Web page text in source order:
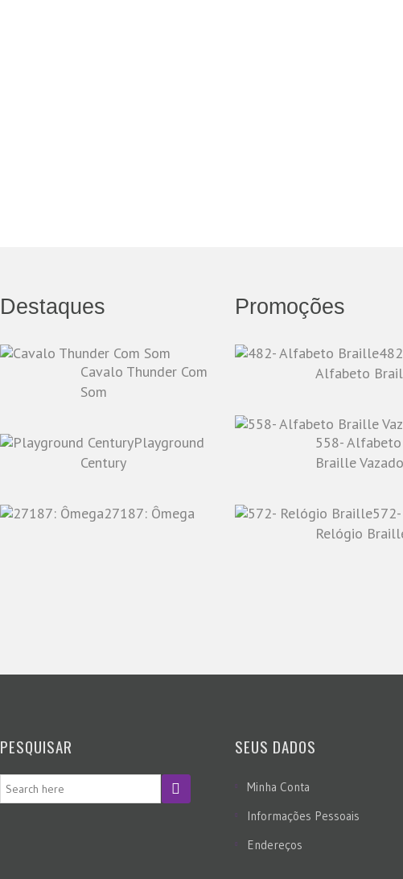
Destaques
Cavalo Thunder Com
Som
Playground
Century
27187: Ômega
Promoções
Alfabeto
558- Alfabeto
Braille Vazado
572-
Relógio
PESQUISAR SEUS DADOS
Minha Conta
Informações Pessoais
Endereços